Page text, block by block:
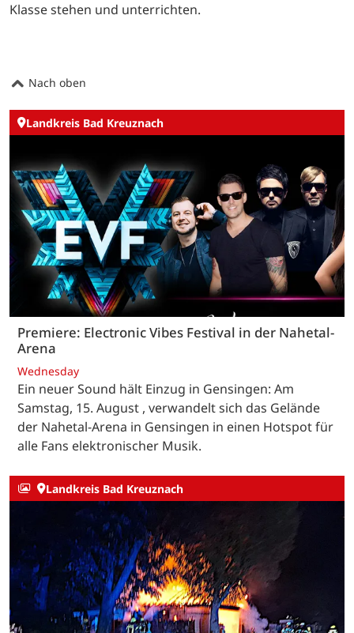
Klasse stehen und unterrichten.
Nach oben
Landkreis Bad Kreuznach
Premiere: Electronic Vibes Festival in der Nahetal-
Arena
Wednesday
Ein neuer Sound hält Einzug in Gensingen: Am
Samstag, 15. August , verwandelt sich das Gelände
der Nahetal-Arena in Gensingen in einen Hotspot für
alle Fans elektronischer Musik.
Landkreis Bad Kreuznach